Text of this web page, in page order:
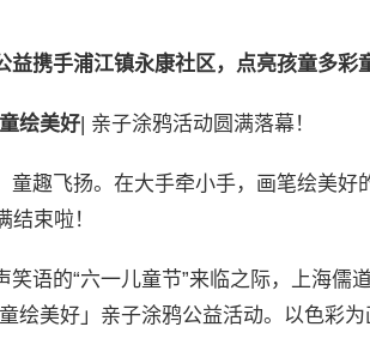
益携手浦江镇永康社区，点亮孩童多彩
童绘美好| 亲子涂鸦活动圆满落幕！
童趣飞扬。在大手牵小手，画笔绘美好
结束啦！
笑语的“六一儿童节”来临之际，上海儒
绘美好」亲子涂鸦公益活动。以色彩